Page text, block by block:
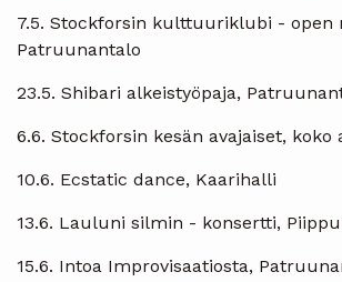
7.5. Stockforsin kulttuuriklubi - open
Patruunantalo
23.5. Shibari alkeistyöpaja,
6.6. Stockforsin kesän avajaiset, koko
10.6. Ecstatic dance, Kaarihalli
13.6. Lauluni silmin - konsertti,
15.6. Intoa Improvisaatiosta,